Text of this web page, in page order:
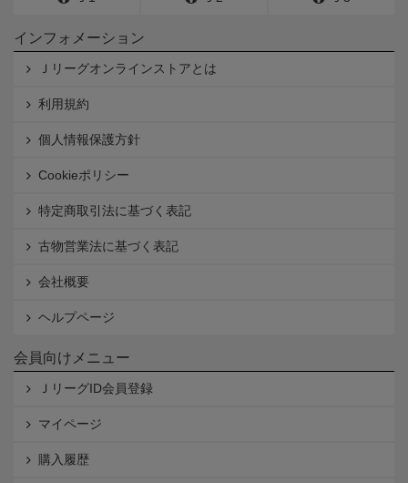
インフォメーション
Ｊリーグオンラインストアとは
利用規約
個人情報保護方針
Cookieポリシー
特定商取引法に基づく表記
古物営業法に基づく表記
会社概要
ヘルプページ
会員向けメニュー
ＪリーグID会員登録
マイページ
購入履歴